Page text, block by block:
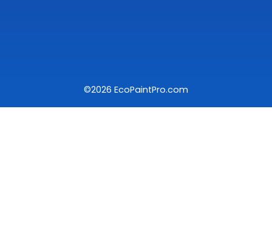
©2026 EcoPaintPro.com